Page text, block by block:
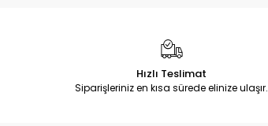
Hızlı Teslimat
Siparişleriniz en kısa sürede elinize ulaşır.